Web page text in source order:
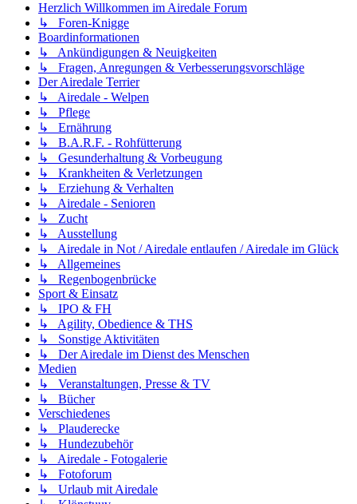
Herzlich Willkommen im Airedale Forum
↳ Foren-Knigge
Boardinformationen
↳ Ankündigungen & Neuigkeiten
↳ Fragen, Anregungen & Verbesserungsvorschläge
Der Airedale Terrier
↳ Airedale - Welpen
↳ Pflege
↳ Ernährung
↳ B.A.R.F. - Rohfütterung
↳ Gesunderhaltung & Vorbeugung
↳ Krankheiten & Verletzungen
↳ Erziehung & Verhalten
↳ Airedale - Senioren
↳ Zucht
↳ Ausstellung
↳ Airedale in Not / Airedale entlaufen / Airedale im Glück
↳ Allgemeines
↳ Regenbogenbrücke
Sport & Einsatz
↳ IPO & FH
↳ Agility, Obedience & THS
↳ Sonstige Aktivitäten
↳ Der Airedale im Dienst des Menschen
Medien
↳ Veranstaltungen, Presse & TV
↳ Bücher
Verschiedenes
↳ Plauderecke
↳ Hundezubehör
↳ Airedale - Fotogalerie
↳ Fotoforum
↳ Urlaub mit Airedale